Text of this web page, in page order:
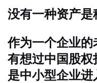
没有一种资产是
作为一个企业
有想过中国股
是中小型企业